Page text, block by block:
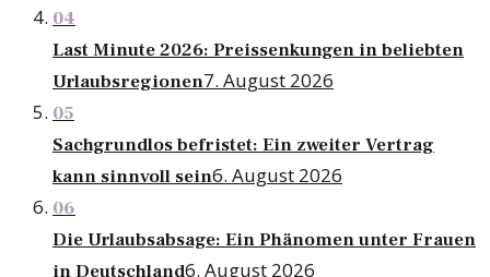
04
Last Minute 2026: Preissenkungen in beliebten
Urlaubsregionen7. August 2026
05
Sachgrundlos befristet: Ein zweiter Vertrag
kann sinnvoll sein6. August 2026
06
Die Urlaubsabsage: Ein Phänomen unter Frauen
in Deutschland6. August 2026